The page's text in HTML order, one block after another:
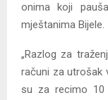
onima koji
mještanima Bijele.
„Razlog za
računi za utrošak
su za recimo 10